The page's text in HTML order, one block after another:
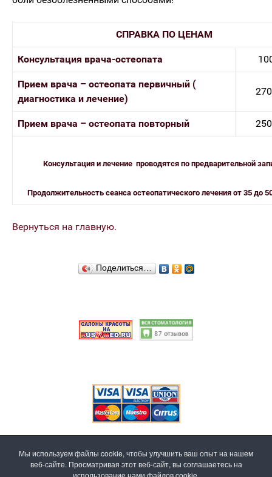
СПРАВКА ПО ЦЕНАМ
Консультация врача-остеопата
Прием врача – остеопата первичный (
диагностика и лечение)
Прием врача – остеопата повторный
Консультация и лечение проводятся по предварительной
Продолжительность сеанса остеопатического лечения от 35 до
Вернуться на главную.
Поделиться…
Альмеда ! Клиника стоматологии и косметологии.
г. Санкт-Петербург, ул. Димитрова, д. 8, кор. 2
Мы используем файлы cookie, чтобы улучшить ваш опыт на нашем
веб-сайте. Просматривая этот веб-сайт, вы соглашаетесь на
использование нами файлов cookie.